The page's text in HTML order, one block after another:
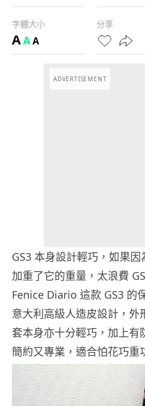
字體大小
AAA
分享
ADVERTISEMENT
GS3 本身設計輕巧，如果
加重了它的重量，太浪費
Fenice Diario 這款 GS3 的
意大利高級人造皮設計，外
套本身亦十分輕巧，加上有
簡約又專業，適合怕花巧重